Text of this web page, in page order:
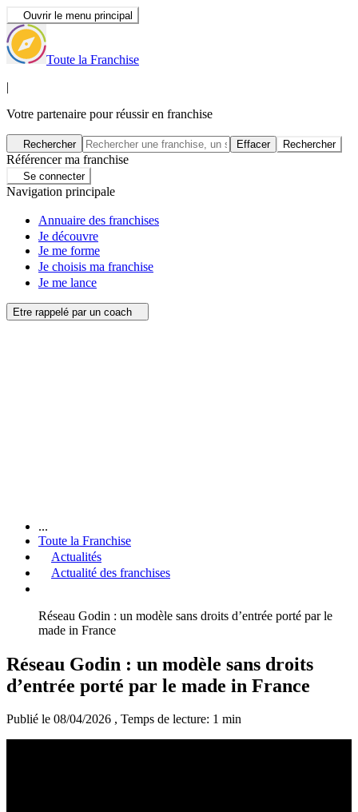
Ouvrir le menu principal
Toute la Franchise
|
Votre partenaire pour réussir en franchise
Rechercher Effacer Rechercher
Référencer ma franchise
Se connecter
Navigation principale
Annuaire des franchises
Je découvre
Je me forme
Je choisis ma franchise
Je me lance
Etre rappelé par un coach
...
Toute la Franchise
Actualités
Actualité des franchises
Réseau Godin : un modèle sans droits d’entrée porté par le
made in France
Réseau Godin : un modèle sans droits
d’entrée porté par le made in France
Publié le 08/04/2026 , Temps de lecture: 1 min